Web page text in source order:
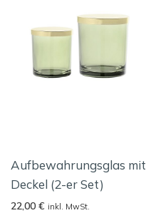
Aufbewahrungsglas mit
Deckel (2-er Set)
22,00 € inkl. MwSt.